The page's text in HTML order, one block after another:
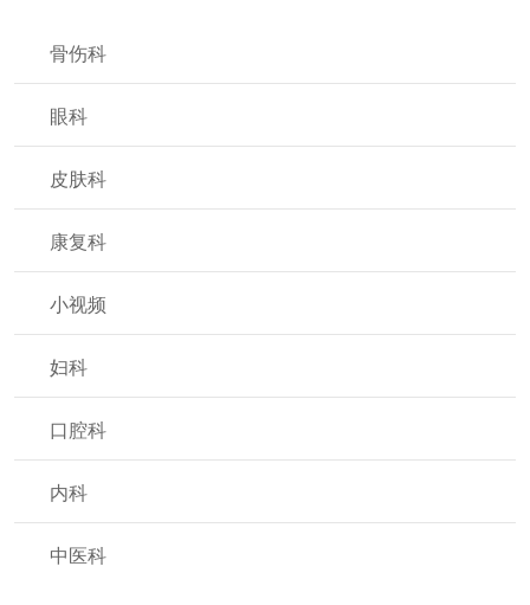
骨伤科
眼科
皮肤科
康复科
小视频
妇科
口腔科
内科
中医科